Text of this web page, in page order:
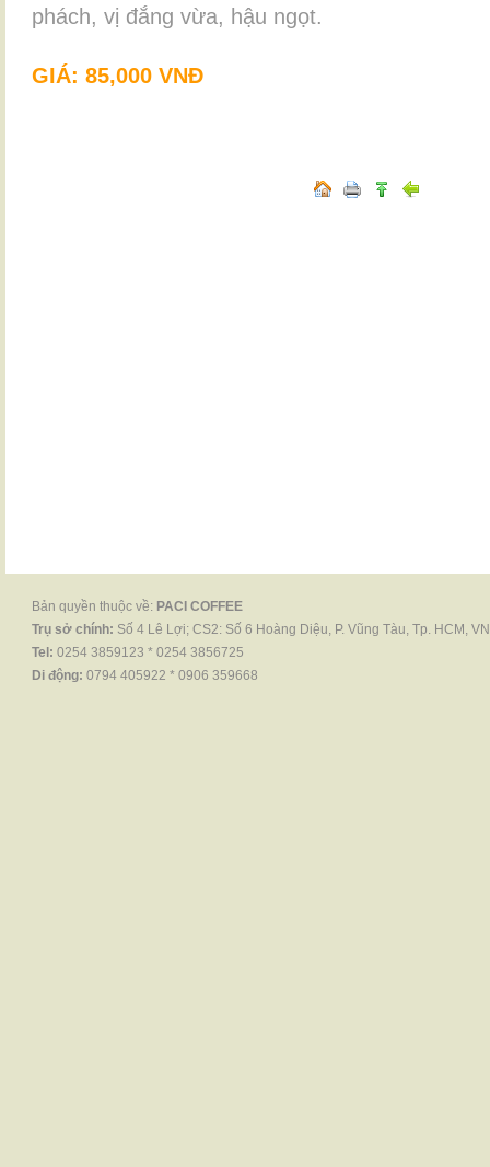
phách, vị đắng vừa, hậu ngọt.
GIÁ: 85,000 VNĐ
Bản quyền thuộc về: PACI COFFEE
Trụ sở chính: Số 4 Lê Lợi; CS2: Số 6 Hoàng Diệu, P. Vũng Tàu, Tp. HCM, VN
Tel: 0254 3859123 * 0254 3856725
Di động: 0794 405922 * 0906 359668